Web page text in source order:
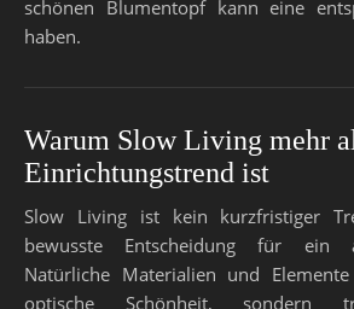
schönen Blumentopf kann eine
haben.
Warum Slow Living mehr
Einrichtungstrend ist
Slow Living ist kein kurzfristiger
bewusste Entscheidung für ein
Natürliche Materialien und
optische Schönheit, sondern